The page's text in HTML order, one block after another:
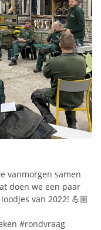
vanmorgen samen
doen we een paar
van 2022! 💪🏼
#rondvraag